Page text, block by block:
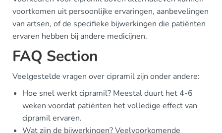
voortkomen uit persoonlijke ervaringen, aanbevelingen
van artsen, of de specifieke bijwerkingen die patiënten
ervaren hebben bij andere medicijnen.
FAQ Section
Veelgestelde vragen over cipramil zijn onder andere:
Hoe snel werkt cipramil? Meestal duurt het 4-6
weken voordat patiënten het volledige effect van
cipramil ervaren.
Wat zijn de bijwerkingen? Veelvoorkomende